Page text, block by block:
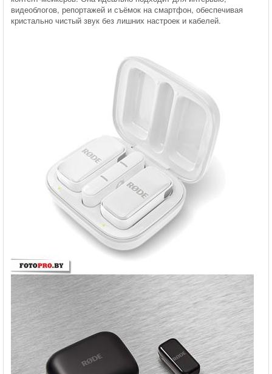
видеоблогов, репортажей и съёмок на смартфон, обеспечивая
кристально чистый звук без лишних настроек и кабелей.